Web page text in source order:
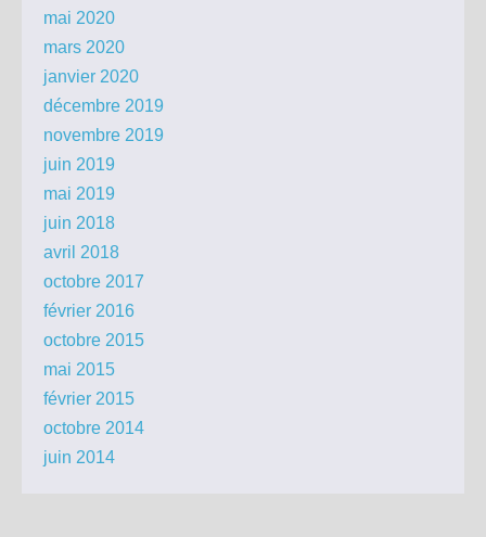
mai 2020
mars 2020
janvier 2020
décembre 2019
novembre 2019
juin 2019
mai 2019
juin 2018
avril 2018
octobre 2017
février 2016
octobre 2015
mai 2015
février 2015
octobre 2014
juin 2014